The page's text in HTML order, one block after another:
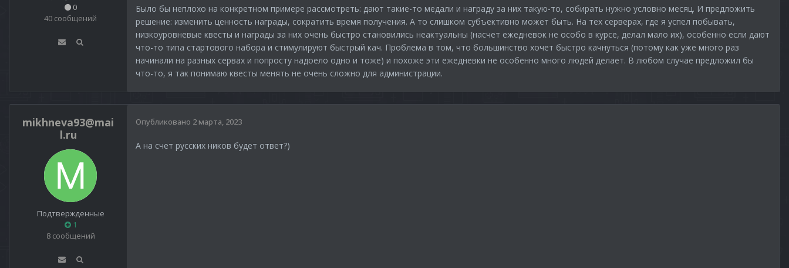
0
40 сообщений
Было бы неплохо на конкретном примере рассмотреть: дают такие-то медали и награду за них такую-то, собирать нужно условно месяц. И предложить
решение: изменить ценность награды, сократить время получения. А то слишком субъективно может быть. На тех серверах, где я успел побывать,
низкоуровневые квесты и награды за них очень быстро становились неактуальны (насчет ежедневок не особо в курсе, делал мало их), особенно если дают
что-то типа стартового набора и стимулируют быстрый кач. Проблема в том, что большинство хочет быстро качнуться (потому как уже много раз
начинали на разных сервах и попросту надоело одно и тоже) и похоже эти ежедневки не особенно много людей делает. В любом случае предложил бы
что-то, я так понимаю квесты менять не очень сложно для администрации.
mikhneva93@mai
l.ru
Подтвержденные
1
8 сообщений
Опубликовано 2 марта, 2023
А на счет русских ников будет ответ?)